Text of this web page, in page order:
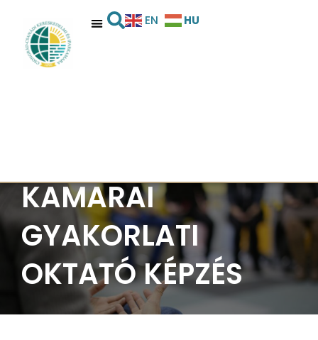
EN HU
KAMARAI
GYAKORLATI
OKTATÓ KÉPZÉS